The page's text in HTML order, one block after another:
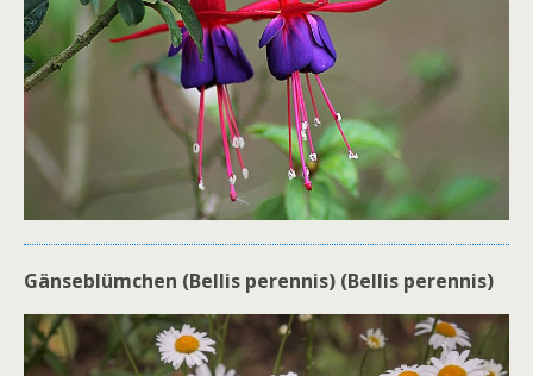
Gänseblümchen (Bellis perennis) (Bellis perennis)